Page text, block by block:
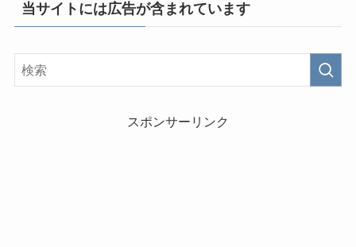
当サイトには広告が含まれています
スポンサーリンク